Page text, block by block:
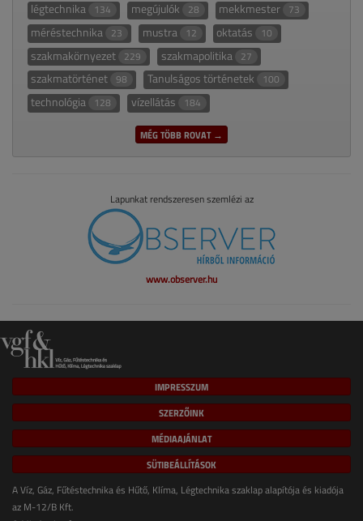
légtechnika 134 megújulók 28 mekkmester 73
méréstechnika 23 mustra 12 oktatás 10
szakmakörnyezet 229 szakmapolitika 27
szakmatörténet 98 Tanulságos történetek 100
technológia 128 vízellátás 184
MÉG TÖBB ROVAT →
Lapunkat rendszeresen szemlézi az
www.observer.hu
IMPRESSZUM
SZERZŐINK
MÉDIAAJÁNLAT
SÜTIBEÁLLÍTÁSOK
A Víz, Gáz, Fűtéstechnika és Hűtő, Klíma, Légtechnika szaklap alapítója és kiadója
az M-12/B Kft.